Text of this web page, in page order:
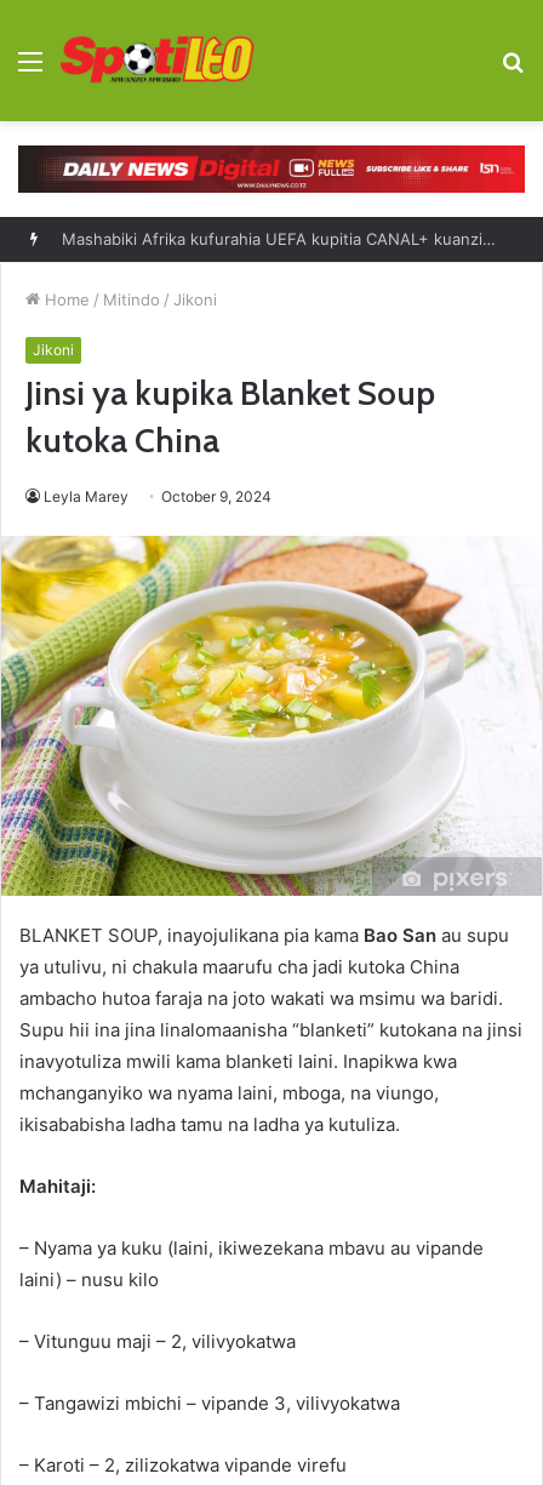
Menu
Saliboko: Bendera ya Taifa ilinipa nguvu Scotland
Home / Mitindo / Jikoni
Jikoni
Jinsi ya kupika Blanket Soup
kutoka China
Leyla Marey October 9, 2024
BLANKET SOUP, inayojulikana pia kama Bao San au supu
ya utulivu, ni chakula maarufu cha jadi kutoka China
ambacho hutoa faraja na joto wakati wa msimu wa baridi.
Supu hii ina jina linalomaanisha “blanketi” kutokana na jinsi
inavyotuliza mwili kama blanketi laini. Inapikwa kwa
mchanganyiko wa nyama laini, mboga, na viungo,
ikisababisha ladha tamu na ladha ya kutuliza.
Mahitaji:
– Nyama ya kuku (laini, ikiwezekana mbavu au vipande
laini) – nusu kilo
– Vitunguu maji – 2, vilivyokatwa
– Tangawizi mbichi – vipande 3, vilivyokatwa
– Karoti – 2, zilizokatwa vipande virefu